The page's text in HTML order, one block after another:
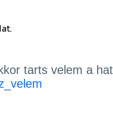
tarts velem a